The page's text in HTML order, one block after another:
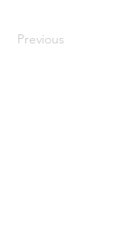
Previous